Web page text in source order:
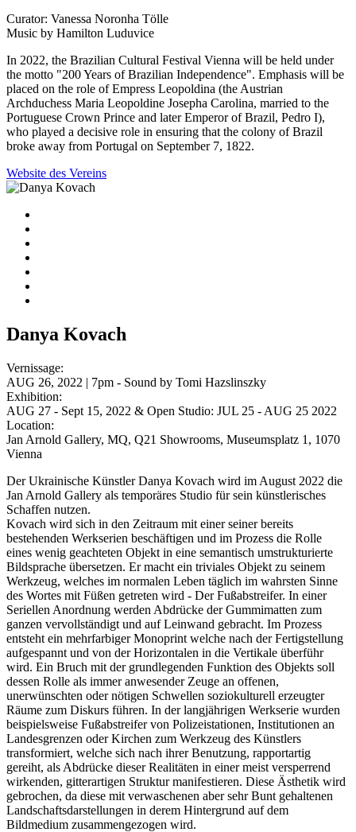
Curator: Vanessa Noronha Tölle
Music by Hamilton Luduvice
In 2022, the Brazilian Cultural Festival Vienna will be held under
the motto "200 Years of Brazilian Independence". Emphasis will be
placed on the role of Empress Leopoldina (the Austrian
Archduchess Maria Leopoldine Josepha Carolina, married to the
Portuguese Crown Prince and later Emperor of Brazil, Pedro I),
who played a decisive role in ensuring that the colony of Brazil
broke away from Portugal on September 7, 1822.
Website des Vereins
Danya Kovach
Vernissage:
AUG 26, 2022 | 7pm - Sound by Tomi Hazslinszky
Exhibition:
AUG 27 - Sept 15, 2022 & Open Studio: JUL 25 - AUG 25 2022
Location:
Jan Arnold Gallery, MQ, Q21 Showrooms, Museumsplatz 1, 1070
Vienna
Der Ukrainische Künstler Danya Kovach wird im August 2022 die
Jan Arnold Gallery als temporäres Studio für sein künstlerisches
Schaffen nutzen.
Kovach wird sich in den Zeitraum mit einer seiner bereits
bestehenden Werkserien beschäftigen und im Prozess die Rolle
eines wenig geachteten Objekt in eine semantisch umstrukturierte
Bildsprache übersetzen. Er macht ein triviales Objekt zu seinem
Werkzeug, welches im normalen Leben täglich im wahrsten Sinne
des Wortes mit Füßen getreten wird - Der Fußabstreifer. In einer
Seriellen Anordnung werden Abdrücke der Gummimatten zum
ganzen vervollständigt und auf Leinwand gebracht. Im Prozess
entsteht ein mehrfarbiger Monoprint welche nach der Fertigstellung
aufgespannt und von der Horizontalen in die Vertikale überführ
wird. Ein Bruch mit der grundlegenden Funktion des Objekts soll
dessen Rolle als immer anwesender Zeuge an offenen,
unerwünschten oder nötigen Schwellen soziokulturell erzeugter
Räume zum Diskurs führen. In der langjährigen Werkserie wurden
beispielsweise Fußabstreifer von Polizeistationen, Institutionen an
Landesgrenzen oder Kirchen zum Werkzeug des Künstlers
transformiert, welche sich nach ihrer Benutzung, rapportartig
gereiht, als Abdrücke dieser Realitäten in einer meist versperrend
wirkenden, gitterartigen Struktur manifestieren. Diese Ästhetik wird
gebrochen, da diese mit verwaschenen aber sehr Bunt gehaltenen
Landschaftsdarstellungen in derem Hintergrund auf dem
Bildmedium zusammengezogen wird.